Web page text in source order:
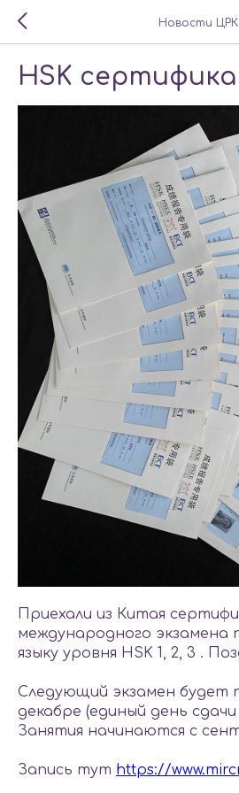
Новости ЦРК
HSK
Приехали из Китая
международного экзамена
языку уровня HSK 1, 2, 3 .
Следующий экзамен будет
декабре (единый день сдачи
Занятия начинаются с
Запись тут https://